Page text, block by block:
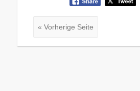
« Vorherige Seite